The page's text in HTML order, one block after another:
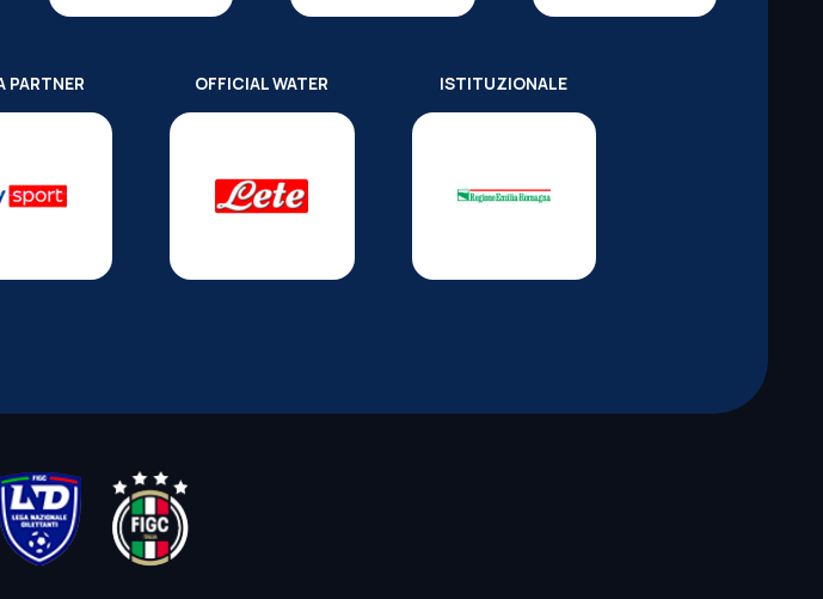
PARTNER OFFICIAL WATER ISTITUZIONALE